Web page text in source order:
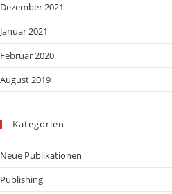
Dezember 2021
Januar 2021
Februar 2020
August 2019
Kategorien
Neue Publikationen
Publishing